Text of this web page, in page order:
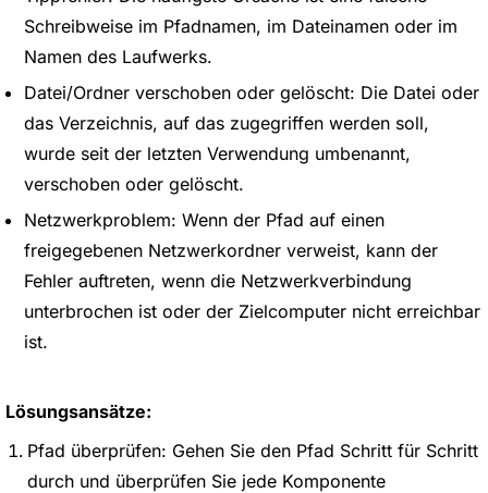
Schreibweise im Pfadnamen, im Dateinamen oder im
Namen des Laufwerks.
Datei/Ordner verschoben oder gelöscht: Die Datei oder
das Verzeichnis, auf das zugegriffen werden soll,
wurde seit der letzten Verwendung umbenannt,
verschoben oder gelöscht.
Netzwerkproblem: Wenn der Pfad auf einen
freigegebenen Netzwerkordner verweist, kann der
Fehler auftreten, wenn die Netzwerkverbindung
unterbrochen ist oder der Zielcomputer nicht erreichbar
ist.
Lösungsansätze:
Pfad überprüfen: Gehen Sie den Pfad Schritt für Schritt
durch und überprüfen Sie jede Komponente